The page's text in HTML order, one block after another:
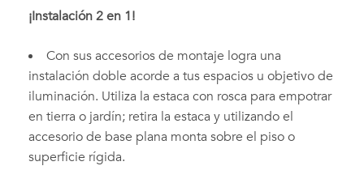
¡Instalación 2 en 1!
Con sus accesorios de montaje logra una
instalación doble acorde a tus espacios u objetivo de
iluminación. Utiliza la estaca con rosca para empotrar
en tierra o jardín; retira la estaca y utilizando el
accesorio de base plana monta sobre el piso o
superficie rígida.